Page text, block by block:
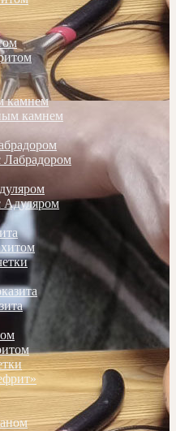
камнем
камнем
Лабрадором
Адуляром